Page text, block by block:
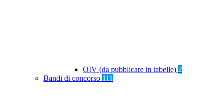
OIV (da pubblicare in tabelle) 2
Bandi di concorso 111